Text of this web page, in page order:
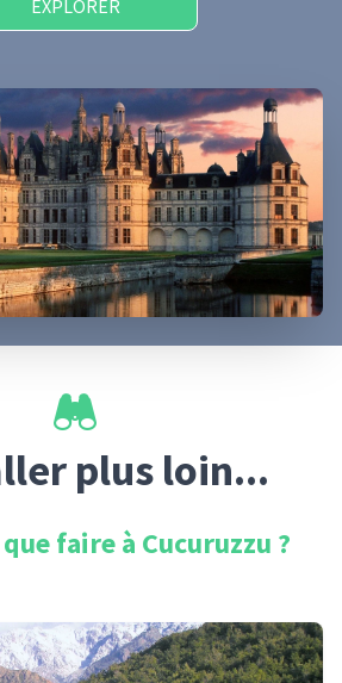
EXPLORER
plus loin...
faire à Cucuruzzu ?